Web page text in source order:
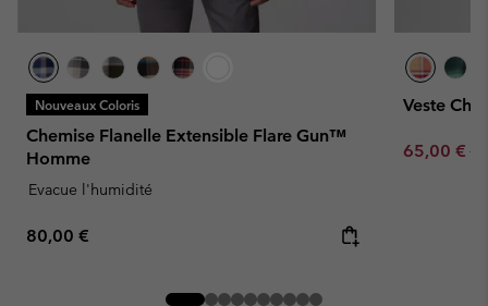
Nouveaux Coloris
Chemise Flanelle Extensible Flare Gun™
Homme
Evacue l'humidité
Regular price:
80,00 €
Veste
Sale price:
65,00 €